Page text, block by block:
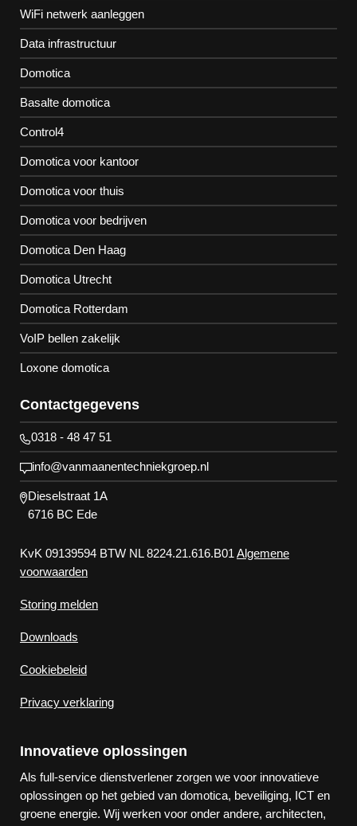
WiFi netwerk aanleggen
Data infrastructuur
Domotica
Basalte domotica
Control4
Domotica voor kantoor
Domotica voor thuis
Domotica voor bedrijven
Domotica Den Haag
Domotica Utrecht
Domotica Rotterdam
VoIP bellen zakelijk
Loxone domotica
Contactgegevens
0318 - 48 47 51
info@vanmaanentechniekgroep.nl
Dieselstraat 1A
6716 BC Ede
KvK 09139594 BTW NL 8224.21.616.B01 Algemene
voorwaarden
Storing melden
Downloads
Cookiebeleid
Privacy verklaring
Innovatieve oplossingen
Als full-service dienstverlener zorgen we voor innovatieve
oplossingen op het gebied van domotica, beveiliging, ICT en
groene energie. Wij werken voor onder andere, architecten,